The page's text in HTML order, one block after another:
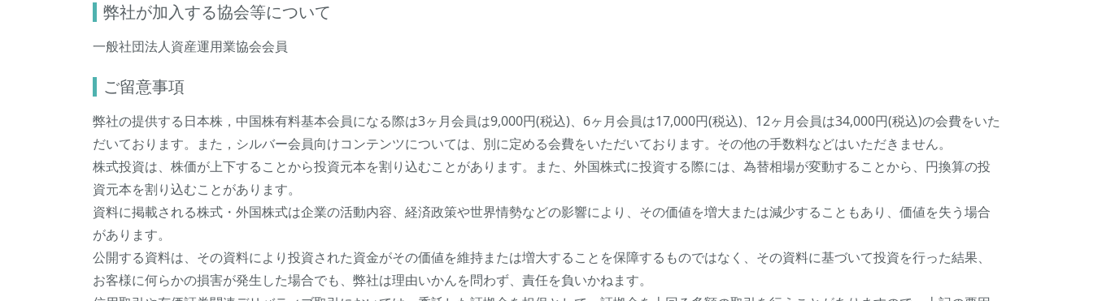
弊社が加入する協会等について
一般社団法人資産運用業協会会員
ご留意事項
弊社の提供する日本株，中国株有料基本会員になる際は3ヶ月会員は9,000円(税込)、6ヶ月会員は17,000円(税込)、12ヶ月会員は34,000円(税込)の会費をいた
だいております。また，シルバー会員向けコンテンツについては、別に定める会費をいただいております。その他の手数料などはいただきません。
株式投資は、株価が上下することから投資元本を割り込むことがあります。また、外国株式に投資する際には、為替相場が変動することから、円換算の投
資元本を割り込むことがあります。
資料に掲載される株式・外国株式は企業の活動内容、経済政策や世界情勢などの影響により、その価値を増大または減少することもあり、価値を失う場合
があります。
公開する資料は、その資料により投資された資金がその価値を維持または増大することを保障するものではなく、その資料に基づいて投資を行った結果、
お客様に何らかの損害が発生した場合でも、弊社は理由いかんを問わず、責任を負いかねます。